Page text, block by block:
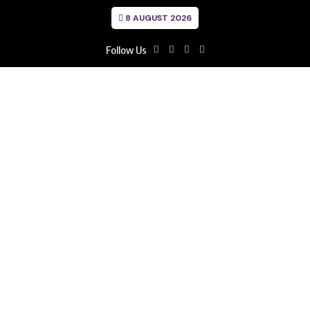
8 AUGUST 2026
Follow Us